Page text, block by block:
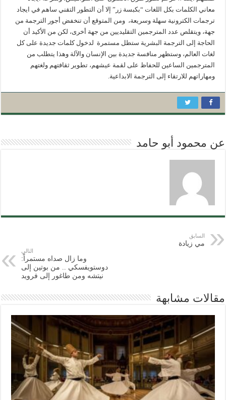
معاني الكلمات بكل اللغات “بكبسة زر” إلا أن التطور التقني ساهم في ايجاد
ترجمات الكترونية سهلة وسريعة، ومن المتوقع أن تنخفض أجور الترجمة من
جهة، ويتقلص عدد المترجمين التقليديين من جهة أخرى، لكن من الأكيد أن
الحاجة إلى الترجمة البشرية ستظل مستمرة لدخول كلمات جديدة على كل
لغات العالم، وستظهر منافسة جديدة بين الإنسان والآلة وهذا يتطلب من
المترجمين الساعين للحفاظ على لقمة عيشهم، تطوير ثقافتهم ولغتهم
ومهاراتهم للارتقاء إلى الترجمة الابداعية.
عن محمود أبو حامد
السابق
مي زيادة
التالي
وما زال صداه مستمراً:
دوستويفسكي .. من بوتين إلى
نيتشه ومن طاغور إلى فرويد
مقالات مشابهة